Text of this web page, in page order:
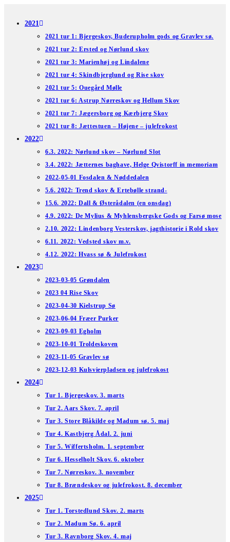
2021
2021 tur 1: Bjergeskov, Buderupholm gods og Gravlev sø.
2021 tur 2: Ersted og Nørlund skov
2021 tur 3: Marienhøj og Lindalene
2021 tur 4: Skindbjerglund og Rise skov
2021 tur 5: Ouegård Mølle
2021 tur 6: Astrup Nørreskov og Hellum Skov
2021 tur 7: Jægersborg og Kærbjerg Skov
2021 tur 8: Jættestuen – Højene – julefrokost
2022
6.3. 2022: Nørlund skov – Nørlund Slot
3.4. 2022: Jætternes baghave, Helge Qvistorff in memoriam
2022-05-01 Fosdalen & Nøddedalen
5.6. 2022: Trend skov & Ertebølle strand-
15.6. 2022: Dall & Østerådalen (en onsdag)
4.9. 2022: De Mylius & Myhlensbergske Gods og Farsø mose
2.10. 2022: Lindenborg Vesterskov, jagthistorie i Rold skov
6.11. 2022: Vedsted skov m.v.
4.12. 2022: Hvass sø & Julefrokost
2023
2023-03-05 Grøndalen
2023 04 Rise Skov
2023-04-30 Kielstrup Sø
2023-06-04 Fræer Purker
2023-09-03 Egholm
2023-10-01 Troldeskoven
2023-11-05 Gravlev sø
2023-12-03 Kulsvierpladsen og julefrokost
2024
Tur 1. Bjergeskov. 3. marts
Tur 2. Aars Skov. 7. april
Tur 3. Store Blåkilde og Madum sø. 5. maj
Tur 4. Kastbjerg Ådal. 2. juni
Tur 5. Wiffertsholm. 1. september
Tur 6. Hesselholt Skov. 6. oktober
Tur 7. Nørreskov. 3. november
Tur 8. Brændeskov og julefrokost. 8. december
2025
Tur 1. Torstedlund Skov. 2. marts
Tur 2. Madum Sø. 6. april
Tur 3. Ravnborg Skov. 4. maj